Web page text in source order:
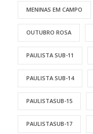
MENINAS EM CAMPO
OUTUBRO ROSA
PAULISTA SUB-11
PAULISTA SUB-14
PAULISTASUB-15
PAULISTASUB-17